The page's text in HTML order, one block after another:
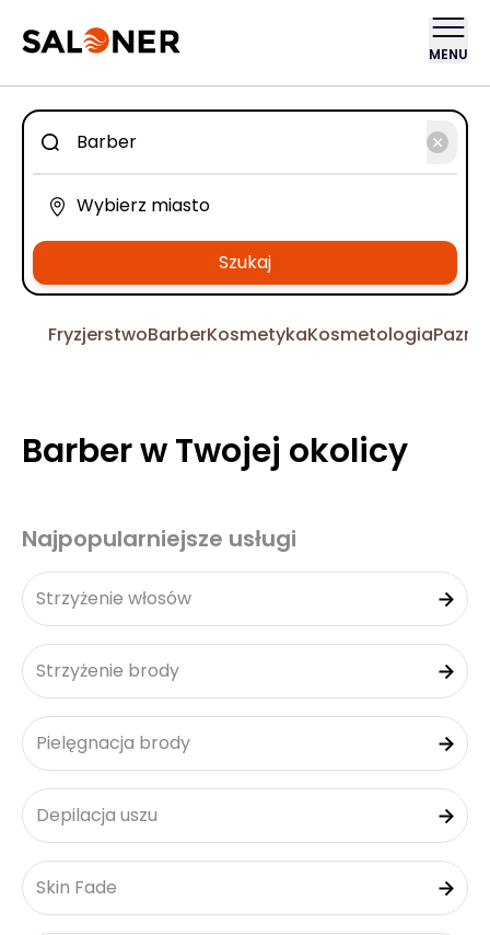
MENU
Szukaj
FryzjerstwoBarberKosmetykaKosmetologia
Barber w Twojej okolicy
Najpopularniejsze usługi
Strzyżenie włosów
Strzyżenie brody
Pielęgnacja brody
Depilacja uszu
Skin Fade